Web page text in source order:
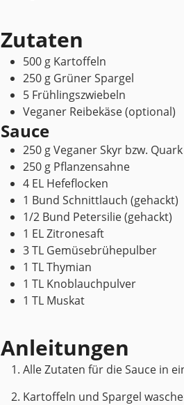
Zutaten
500 g Kartoffeln
250 g Grüner Spargel
5 Frühlingszwiebeln
Veganer Reibekäse (optional)
Sauce
250 g Veganer Skyr bzw. Quark
250 g Pflanzensahne
4 EL Hefeflocken
1 Bund Schnittlauch (gehackt)
1/2 Bund Petersilie (gehackt)
1 EL Zitronesaft
3 TL Gemüsebrühepulber
1 TL Thymian
1 TL Knoblauchpulver
1 TL Muskat
Anleitungen
Alle Zutaten für die Sauce in
Kartoffeln und Spargel